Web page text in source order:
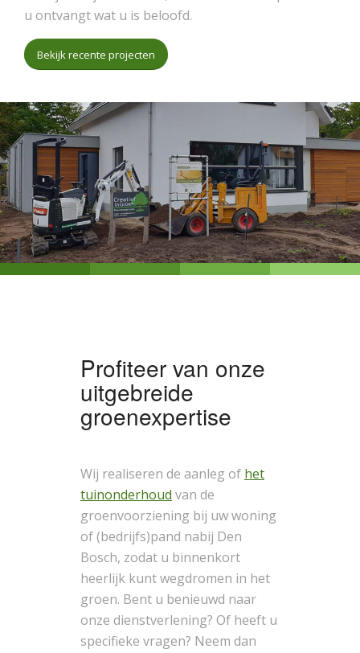
u ontvangt wat u is beloofd.
Bekijk recente projecten
Profiteer van onze
uitgebreide
groenexpertise
Wij realiseren de aanleg of het
tuinonderhoud van de
groenvoorziening bij uw woning
of (bedrijfs)pand nabij Den
Bosch, zodat u binnenkort
heerlijk kunt wegdromen in het
groen. Bent u benieuwd naar
onze dienstverlening? Of heeft u
specifieke vragen? Neem dan